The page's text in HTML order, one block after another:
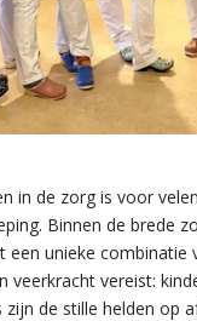
in de zorg is voor
Binnen de brede
een unieke combinatie
veerkracht vereist:
de stille helden op